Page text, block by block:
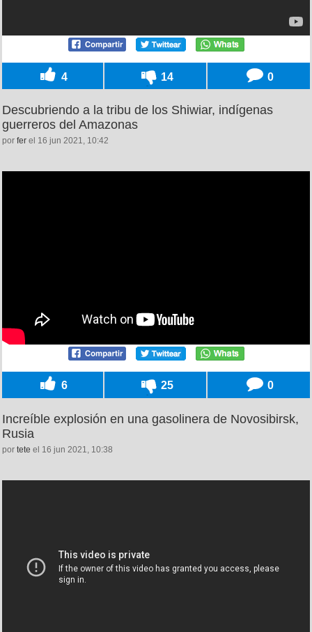
4 14 0
Descubriendo a la tribu de los Shiwiar, indígenas
guerreros del Amazonas
por fer el 16 jun 2021, 10:42
6 25 0
Increíble explosión en una gasolinera de Novosibirsk,
Rusia
por tete el 16 jun 2021, 10:38